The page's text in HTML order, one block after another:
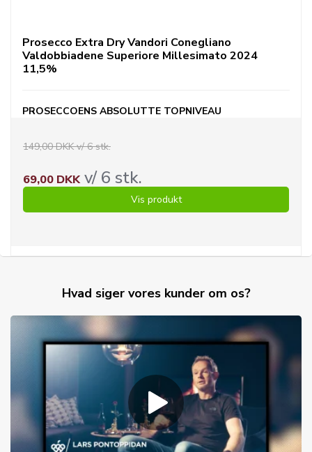
Prosecco Extra Dry Vandori Conegliano
Valdobbiadene Superiore Millesimato 2024
11,5%
PROSECCOENS ABSOLUTTE TOPNIVEAU
149,00 DKK v/ 6 stk.
69,00 DKKv/ 6 stk.
Vis produkt
Hvad siger vores kunder om os?